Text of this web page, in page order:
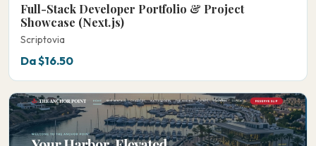
Full-Stack Developer Portfolio & Project
Showcase (Next.js)
Scriptovia
Da $16.50